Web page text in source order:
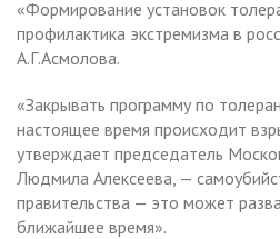
«Формирование установок
профилактика экстремизма в
А.Г.Асмолова.
«Закрывать программу по
настоящее время происходит
утверждает председатель
Людмила Алексеева, —
правительства — это может
ближайшее время».